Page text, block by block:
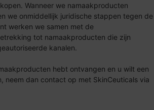
Wanneer we namaakproducten
we onmiddellijk juridische stappen tegen de
werken we samen met de
tot namaakproducten die zijn
kanalen.
hebt ontvangen en u wilt een
neem dan contact op met SkinCeuticals via